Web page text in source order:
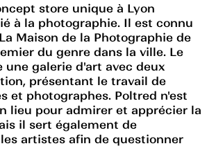
store unique à Lyon
à la photographie. Il est connu
Maison de la Photographie de
du genre dans la ville. Le
une galerie d'art avec deux
présentant le travail de
et photographes. Poltred n'est
lieu pour admirer et apprécier la
il sert également de
artistes afin de questionner